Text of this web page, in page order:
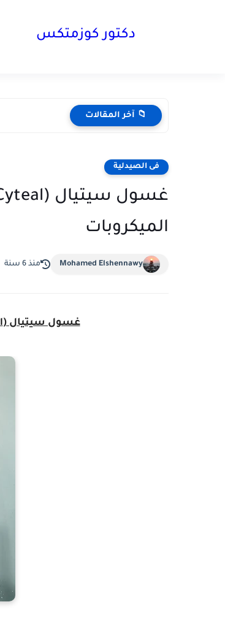
دكتور كوزمتكس
📁 آخر المقالات
فى الصيدلية
الميكروبات
Mohamed Elshennawy منذ 6 سنة
غسول سيتيال (Cyteal) للإلتهابات ولتطهير الجسم من الميكروبات